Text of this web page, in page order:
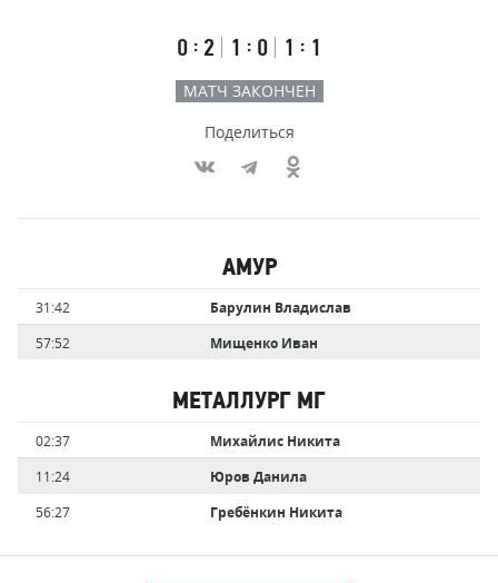
Первый
тайм
0 : 2
Второй
тайм
1 : 0
Третий
тайм
1 : 1
МАТЧ ЗАКОНЧЕН
Поделиться
забившие
голы
АМУР
Время Имя
игрока
31:42
Барулин Владислав
57:52
Мищенко Иван
МЕТАЛЛУРГ МГ
Время Имя
02:37
Михайлис Никита
11:24
Юров Данила
56:27
Гребёнкин Никита